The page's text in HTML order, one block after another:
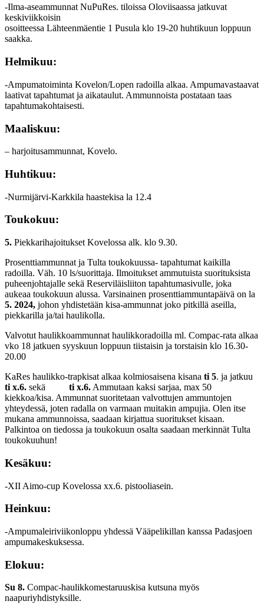
-Ilma-aseammunnat NuPuRes. tiloissa Oloviisaassa jatkuvat
keskiviikkoisin
osoitteessa Lähteenmäentie 1 Pusula klo 19-20 huhtikuun loppuun
saakka.
Helmikuu:
-Ampumatoiminta Kovelon/Lopen radoilla alkaa. Ampumavastaavat
laativat tapahtumat ja aikataulut. Ammunnoista postataan taas
tapahtumakohtaisesti.
Maaliskuu:
– harjoitusammunnat, Kovelo.
Huhtikuu:
-Nurmijärvi-Karkkila haastekisa la 12.4
Toukokuu:
5. Piekkarihajoitukset Kovelossa alk. klo 9.30.
Prosenttiammunnat ja Tulta toukokuussa- tapahtumat kaikilla
radoilla. Väh. 10 ls/suorittaja. Ilmoitukset ammutuista suorituksista
puheenjohtajalle sekä Reserviläisliiton tapahtumasivulle, joka
aukeaa toukokuun alussa. Varsinainen prosenttiammuntapäivä on la
5. 2024, johon yhdistetään kisa-ammunnat joko pitkillä aseilla,
piekkarilla ja/tai haulikolla.
Valvotut haulikkoammunnat haulikkoradoilla ml. Compac-rata alkaa
vko 18 jatkuen syyskuun loppuun tiistaisin ja torstaisin klo 16.30-
20.00
KaRes haulikko-trapkisat alkaa kolmiosaisena kisana ti 5. ja jatkuu
ti x.6. sekä ti x.6. Ammutaan kaksi sarjaa, max 50
kiekkoa/kisa. Ammunnat suoritetaan valvottujen ammuntojen
yhteydessä, joten radalla on varmaan muitakin ampujia. Olen itse
mukana ammunnoissa, saadaan kirjattua suoritukset kisaan.
Palkintoa on tiedossa ja toukokuun osalta saadaan merkinnät Tulta
toukokuuhun!
Kesäkuu:
-XII Aimo-cup Kovelossa xx.6. pistooliasein.
Heinkuu:
-Ampumaleiriviikonloppu yhdessä Vääpelikillan kanssa Padasjoen
ampumakeskuksessa.
Elokuu:
Su 8. Compac-haulikkomestaruuskisa kutsuna myös
naapuriyhdistyksille.